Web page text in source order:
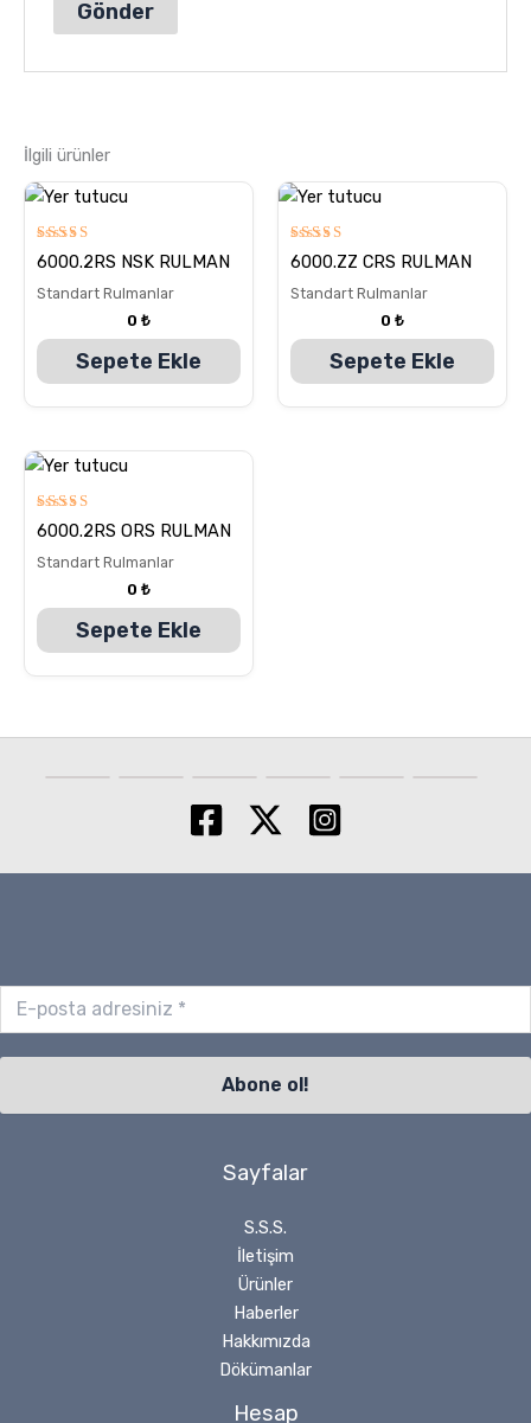
İlgili ürünler
5
üzerinden
oy aldı
6000.2RS NSK RULMAN
Standart Rulmanlar
0 ₺
Sepete Ekle
5
üzerinden
oy aldı
6000.ZZ CRS RULMAN
Standart Rulmanlar
0 ₺
Sepete Ekle
5
üzerinden
oy aldı
6000.2RS ORS RULMAN
Standart Rulmanlar
0 ₺
Sepete Ekle
Sayfalar
S.S.S.
İletişim
Ürünler
Haberler
Hakkımızda
Dökümanlar
Hesap